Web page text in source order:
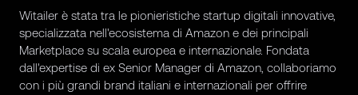
Witailer è stata tra le pionieristiche startup digitali innovative,
specializzata nell'ecosistema di Amazon e dei principali
Marketplace su scala europea e internazionale. Fondata
dall'expertise di ex Senior Manager di Amazon, collaboriamo
con i più grandi brand italiani e internazionali per offrire